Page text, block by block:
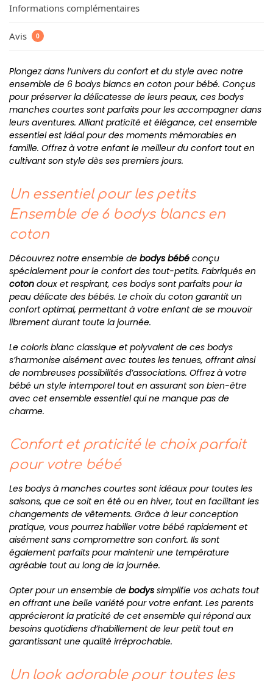
Informations complémentaires
Avis 0
Plongez dans l’univers du confort et du style avec notre
ensemble de 6 bodys blancs en coton pour bébé. Conçus
pour préserver la délicatesse de leurs peaux, ces bodys
manches courtes sont parfaits pour les accompagner dans
leurs aventures. Alliant praticité et élégance, cet ensemble
essentiel est idéal pour des moments mémorables en
famille. Offrez à votre enfant le meilleur du confort tout en
cultivant son style dès ses premiers jours.
Un essentiel pour les petits
Ensemble de 6 bodys blancs en
coton
Découvrez notre ensemble de bodys bébé conçu
spécialement pour le confort des tout-petits. Fabriqués en
coton doux et respirant, ces bodys sont parfaits pour la
peau délicate des bébés. Le choix du coton garantit un
confort optimal, permettant à votre enfant de se mouvoir
librement durant toute la journée.
Le coloris blanc classique et polyvalent de ces bodys
s’harmonise aisément avec toutes les tenues, offrant ainsi
de nombreuses possibilités d’associations. Offrez à votre
bébé un style intemporel tout en assurant son bien-être
avec cet ensemble essentiel qui ne manque pas de
charme.
Confort et praticité le choix parfait
pour votre bébé
Les bodys à manches courtes sont idéaux pour toutes les
saisons, que ce soit en été ou en hiver, tout en facilitant les
changements de vêtements. Grâce à leur conception
pratique, vous pourrez habiller votre bébé rapidement et
aisément sans compromettre son confort. Ils sont
également parfaits pour maintenir une température
agréable tout au long de la journée.
Opter pour un ensemble de bodyssimplifie vos achats tout
en offrant une belle variété pour votre enfant. Les parents
apprécieront la praticité de cet ensemble qui répond aux
besoins quotidiens d’habillement de leur petit tout en
garantissant une qualité irréprochable.
Un look adorable pour toutes les